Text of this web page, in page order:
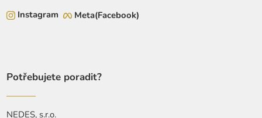
Instagram
Meta(Facebook)
Potřebujete poradit?
NEDES, s.r.o.